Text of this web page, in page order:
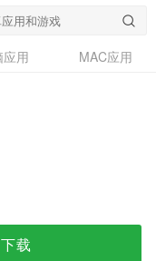
应用
MAC应用
载